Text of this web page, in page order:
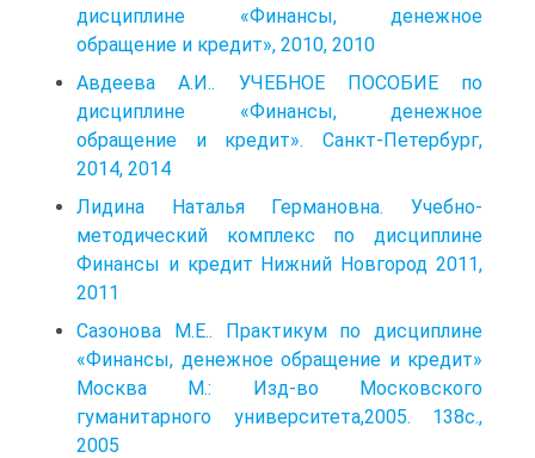
дисциплине «Финансы, денежное
обращение и кредит», 2010, 2010
Авдеева А.И.. УЧЕБНОЕ ПОСОБИЕ по
дисциплине «Финансы, денежное
обращение и кредит». Санкт-Петербург,
2014, 2014
Лидина Наталья Германовна. Учебно-
методический комплекс по дисциплине
Финансы и кредит Нижний Новгород 2011,
2011
Сазонова М.Е.. Практикум по дисциплине
«Финансы, денежное обращение и кредит»
Москва М.: Изд-во Московского
гуманитарного университета,2005. 138с.,
2005